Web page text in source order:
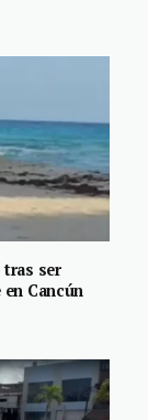
ser
Cancún